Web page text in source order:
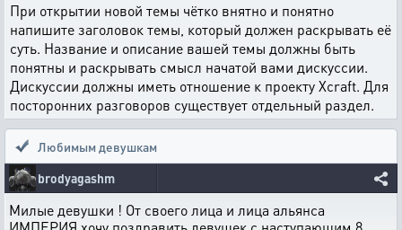
При открытии новой темы чётко внятно и понятно
напишите заголовок темы, который должен раскрывать её
суть. Название и описание вашей темы должны быть
понятны и раскрывать смысл начатой вами дискуссии.
Дискуссии должны иметь отношение к проекту Xcraft. Для
посторонних разговоров существует отдельный раздел.
Любимым девушкам
brodyagashm
Милые девушки ! От своего лица и лица альянса